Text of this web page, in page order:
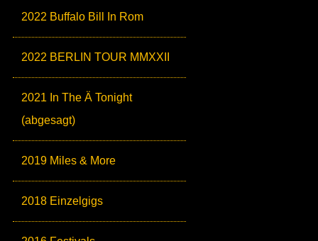
2022 Buffalo Bill In Rom
2022 BERLIN TOUR MMXXII
2021 In The Ä Tonight
(abgesagt)
2019 Miles & More
2018 Einzelgigs